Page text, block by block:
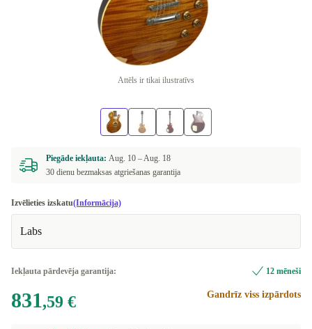
Attēls ir tikai ilustratīvs
Piegāde iekļauta: Aug. 10 –Aug. 18
30 dienu bezmaksas atgriešanas garantija
Izvēlieties izskatu(Informācija)
Labs
Iekļauta pārdevēja garantija: 12 mēneši
831,59 € Gandrīz viss izpārdots